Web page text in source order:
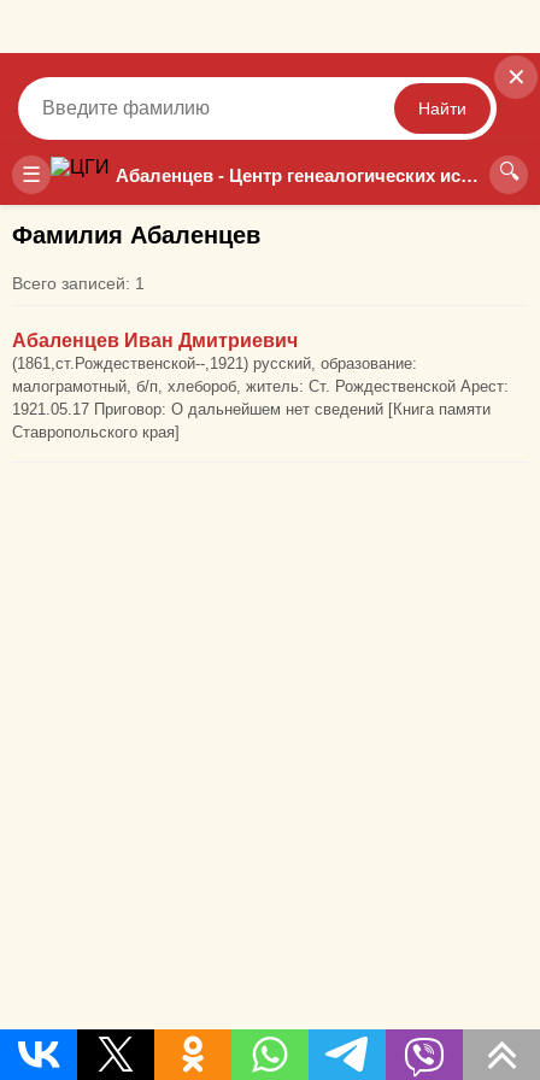
☰ Абаленцев - Центр генеалогических исследований 🔍
✕
Найти
Точный Неточный
Фамилия Абаленцев
Всего записей: 1
Абаленцев Иван Дмитриевич
(1861,ст.Рождественской--,1921) русский, образование:
малограмотный, б/п, хлебороб, житель: Ст. Рождественской Арест:
1921.05.17 Приговор: О дальнейшем нет сведений [Книга памяти
Ставропольского края]